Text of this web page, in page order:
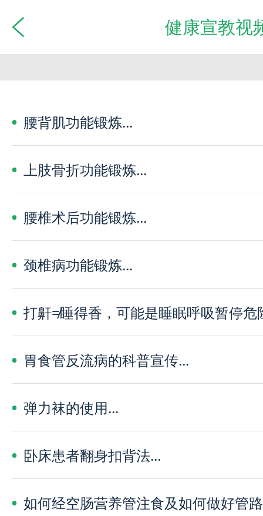
健康宣教视
腰背肌功能锻炼...
上肢骨折功能锻炼...
腰椎术后功能锻炼...
颈椎病功能锻炼...
打鼾≠睡得香，可能是睡眠呼吸暂停危
胃食管反流病的科普宣传...
弹力袜的使用...
卧床患者翻身扣背法...
如何经空肠营养管注食及如何做好管